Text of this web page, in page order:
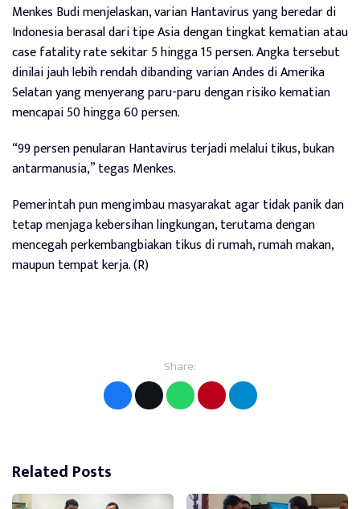
Menkes Budi menjelaskan, varian Hantavirus yang beredar di
Indonesia berasal dari tipe Asia dengan tingkat kematian atau
case fatality rate sekitar 5 hingga 15 persen. Angka tersebut
dinilai jauh lebih rendah dibanding varian Andes di Amerika
Selatan yang menyerang paru-paru dengan risiko kematian
mencapai 50 hingga 60 persen.
“99 persen penularan Hantavirus terjadi melalui tikus, bukan
antarmanusia,” tegas Menkes.
Pemerintah pun mengimbau masyarakat agar tidak panik dan
tetap menjaga kebersihan lingkungan, terutama dengan
mencegah perkembangbiakan tikus di rumah, rumah makan,
maupun tempat kerja. (R)
Share:
Related Posts